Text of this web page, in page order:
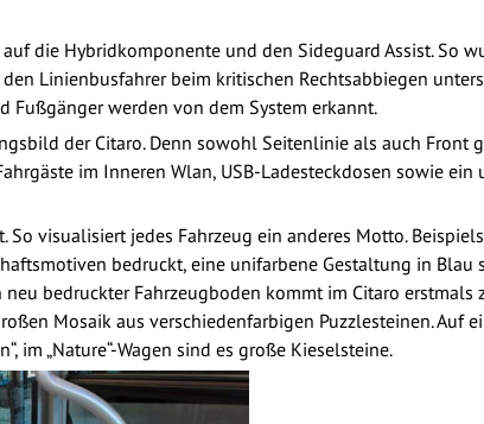
die Hybridkomponente und den Sideguard Assist. So
Linienbusfahrer beim kritischen Rechtsabbiegen
werden von dem System erkannt.
der Citaro. Denn sowohl Seitenlinie als auch Front
im Inneren Wlan, USB-Ladesteckdosen sowie ein
visualisiert jedes Fahrzeug ein anderes Motto.
bedruckt, eine unifarbene Gestaltung in Blau
bedruckter Fahrzeugboden kommt im Citaro erstmals
Mosaik aus verschiedenfarbigen Puzzlesteinen. Auf
im „Nature“-Wagen sind es große Kieselsteine.